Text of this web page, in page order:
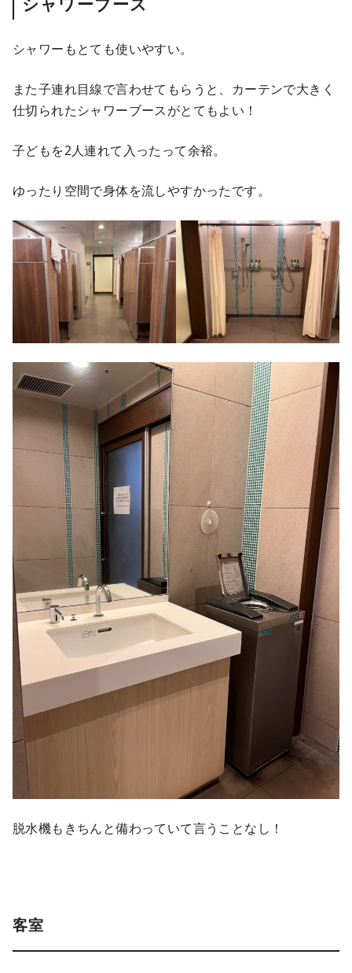
シャワーもとても使いやすい。
また子連れ目線で言わせてもらうと、カーテンで大きく
仕切られたシャワーブースがとてもよい！
子どもを2人連れて入ったって余裕。
ゆったり空間で身体を流しやすかったです。
脱水機もきちんと備わっていて言うことなし！
客室